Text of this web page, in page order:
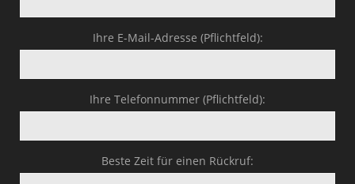
Ihre E-Mail-Adresse (Pflichtfeld):
Ihre Telefonnummer (Pflichtfeld):
Beste Zeit für einen Rückruf: